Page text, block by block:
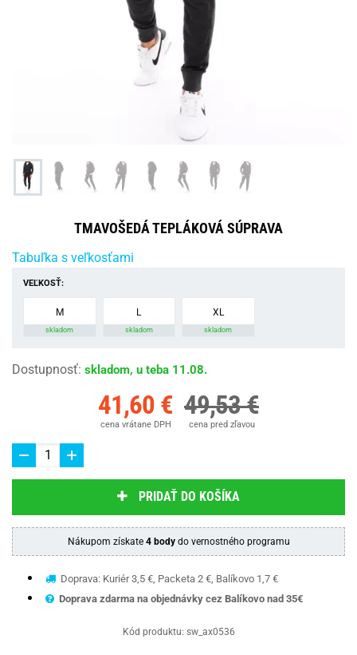
TMAVOŠEDÁ TEPLÁKOVÁ SÚPRAVA
Tabuľka s veľkosťami
VEĽKOSŤ:
M
skladom
L
skladom
XL
skladom
Dostupnosť: skladom, u teba 11.08.
41,60 €
cena vrátane DPH
49,53 €
cena pred zľavou
PRIDAŤ DO KOŠÍKA
Nákupom získate 4 bodydo vernostného programu
Doprava: Kuriér 3,5 €, Packeta 2 €, Balíkovo 1,7 €
Doprava zdarma na objednávky cez Balíkovo nad 35€
Kód produktu: sw_ax0536